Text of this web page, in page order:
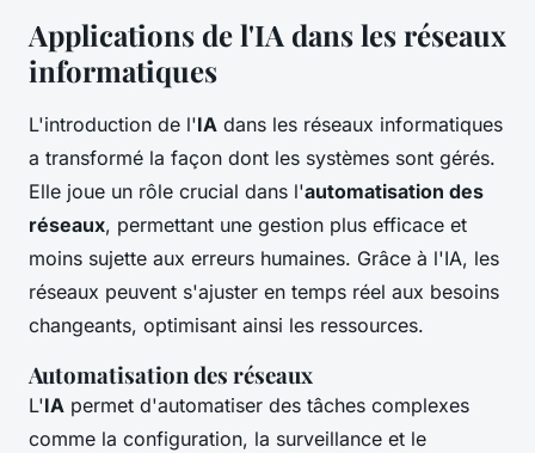
Applications de l'IA dans les réseaux
informatiques
L'introduction de l'IA dans les réseaux informatiques
a transformé la façon dont les systèmes sont gérés.
Elle joue un rôle crucial dans l'automatisation des
réseaux, permettant une gestion plus efficace et
moins sujette aux erreurs humaines. Grâce à l'IA, les
réseaux peuvent s'ajuster en temps réel aux besoins
changeants, optimisant ainsi les ressources.
Automatisation des réseaux
L'IA permet d'automatiser des tâches complexes
comme la configuration, la surveillance et le